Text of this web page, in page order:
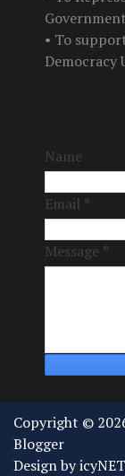
• To
Democracy
Name
Email *
Message *
Copyright ©
Blogger
Design by